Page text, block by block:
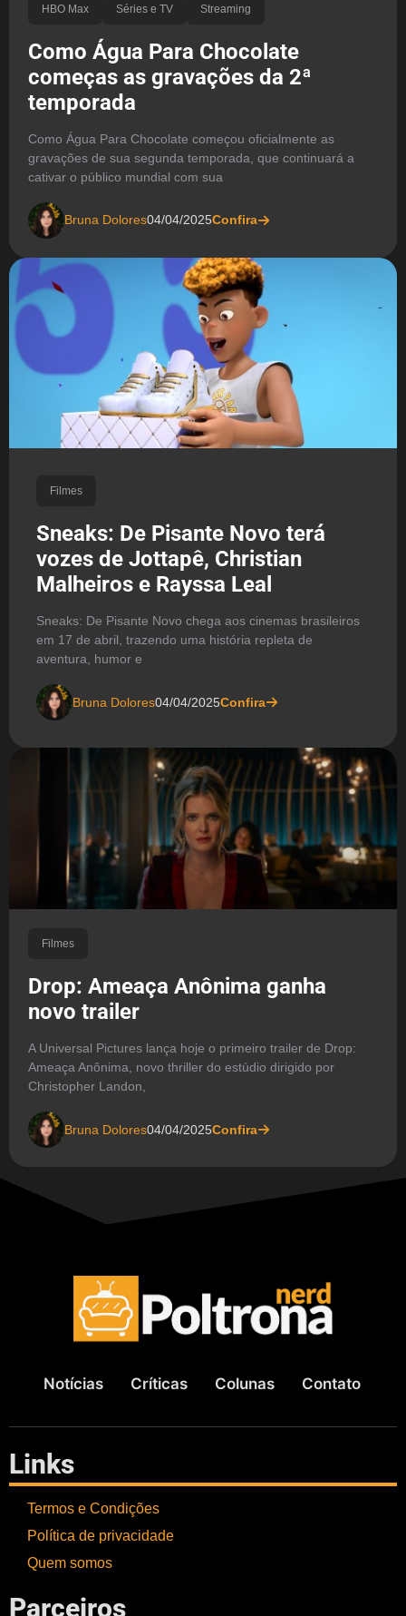
HBO Max Séries e TV Streaming
Como Água Para Chocolate
começas as gravações da 2ª
temporada
Como Água Para Chocolate começou oficialmente as
gravações de sua segunda temporada, que continuará a
cativar o público mundial com sua
Bruna Dolores04/04/2025Confira
Filmes
Sneaks: De Pisante Novo terá
vozes de Jottapê, Christian
Malheiros e Rayssa Leal
Sneaks: De Pisante Novo chega aos cinemas brasileiros
em 17 de abril, trazendo uma história repleta de
aventura, humor e
Bruna Dolores04/04/2025Confira
Filmes
Drop: Ameaça Anônima ganha
novo trailer
A Universal Pictures lança hoje o primeiro trailer de Drop:
Ameaça Anônima, novo thriller do estúdio dirigido por
Christopher Landon,
Bruna Dolores04/04/2025Confira
Notícias Críticas Colunas Contato
Links
Termos e Condições
Política de privacidade
Quem somos
Parceiros